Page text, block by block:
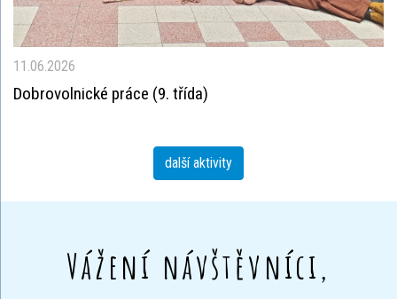
11.06.2026
Dobrovolnické práce (9. třída)
další aktivity
Vážení návštěvníci,